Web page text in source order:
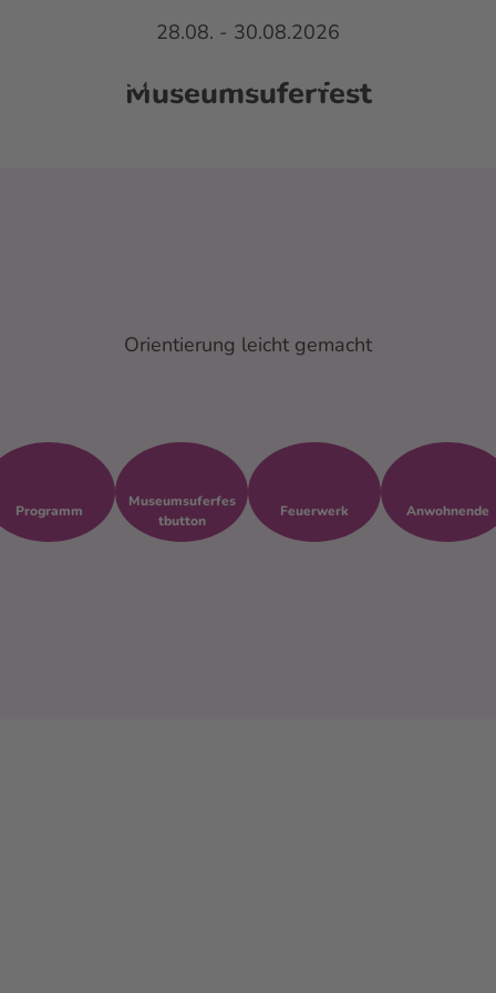
und Kunsthandwerk Über das Fest
28.08. - 30.08.2026
Museumsuferfest
Orientierung leicht gemacht
Programm
Museumsuferfes
tbutton
Feuerwerk Anwohnende